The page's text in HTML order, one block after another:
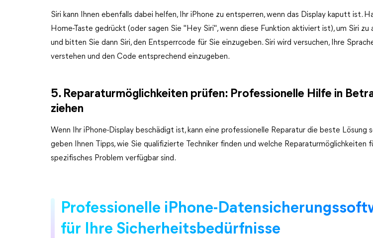
Siri kann Ihnen ebenfalls dabei helfen, Ihr iPhone zu entsperren, wenn das Display kaputt ist.
Home-Taste gedrückt (oder sagen Sie "Hey Siri", wenn diese Funktion aktiviert ist), um Siri zu
und bitten Sie dann Siri, den Entsperrcode für Sie einzugeben. Siri wird versuchen, Ihre
verstehen und den Code entsprechend einzugeben.
5. Reparaturmöglichkeiten prüfen: Professionelle Hilfe in
ziehen
Wenn Ihr iPhone-Display beschädigt ist, kann eine professionelle Reparatur die beste Lösung
geben Ihnen Tipps, wie Sie qualifizierte Techniker finden und welche Reparaturmöglichkeiten
spezifisches Problem verfügbar sind.
Professionelle iPhone-
für Ihre Sicherheitsbedürfnisse